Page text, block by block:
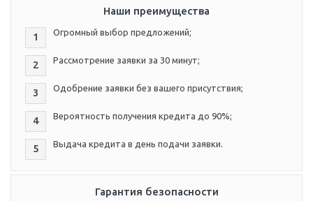
Наши преимущества
1 Огромный выбор предложений;
2 Рассмотрение заявки за 30 минут;
3 Одобрение заявки без вашего присутствия;
4 Вероятность получения кредита до 90%;
5 Выдача кредита в день подачи заявки.
Гарантия безопасности